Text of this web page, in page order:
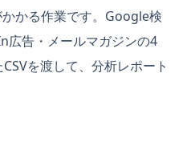
かる作業です。Google検
告・メールマガジンの4
を渡して、分析レポート